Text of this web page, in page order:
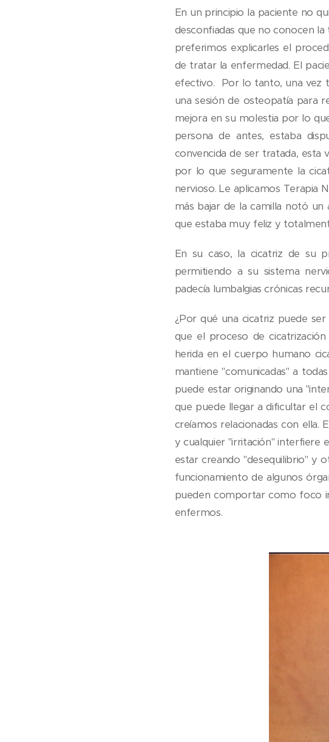
En un principio la paciente no
desconfiadas que no conocen
preferimos explicarles el
de tratar la enfermedad. El
efectivo. Por lo tanto, una vez
una sesión de osteopatía para
mejora en su molestia por lo
persona de antes, estaba
convencida de ser tratada, esta
por lo que seguramente la
nervioso. Le aplicamos Terapia
más bajar de la camilla notó
que estaba muy feliz y
En su caso, la cicatriz de su
permitiendo a su sistema
padecía lumbalgias crónicas
¿Por qué una cicatriz puede
que el proceso de
herida en el cuerpo humano
mantiene "comunicadas" a
puede estar originando una
que puede llegar a dificultar el
creíamos relacionadas con ella.
y cualquier "irritación" interfiere
estar creando "desequilibrio" y
funcionamiento de algunos
pueden comportar como foco
enfermos.